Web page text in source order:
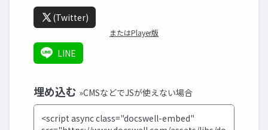
(Twitter)
またはPlayer版
LINE
埋め込む »CMSなどでJSが使えない場合